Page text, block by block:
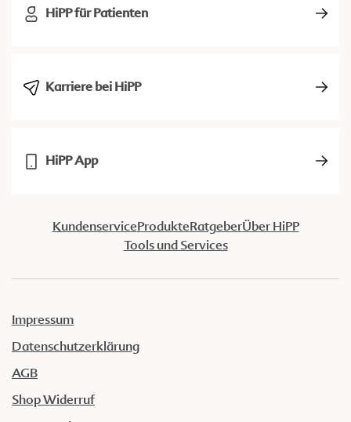
HiPP für Patienten
Karriere bei HiPP
HiPP App
KundenserviceProdukteRatgeberÜber HiPP
Tools und Services
Impressum
Datenschutzerklärung
AGB
Shop Widerruf